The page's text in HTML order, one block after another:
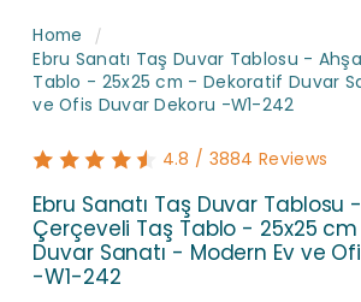
Home
Ebru Sanatı Taş Duvar Tablosu -
Tablo - 25x25 cm - Dekoratif Duvar
ve Ofis Duvar Dekoru -W1-242
4.8 / 3884 Reviews
Ebru Sanatı Taş Duvar Tablosu
Çerçeveli Taş Tablo - 25x25
Duvar Sanatı - Modern Ev ve
-W1-242